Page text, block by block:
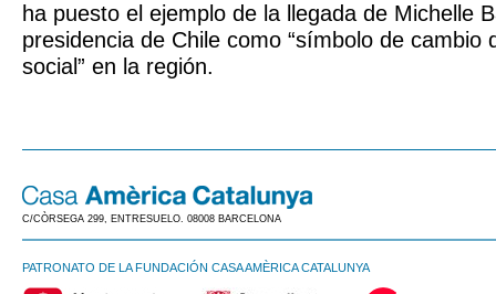
ha puesto el ejemplo de la llegada de Michelle
presidencia de Chile como “símbolo de cambio
social” en la región.
C/CÒRSEGA 299, ENTRESUELO. 08008 BARCELONA
PATRONATO DE LA FUNDACIÓN CASA AMÈRICA CATALUNYA